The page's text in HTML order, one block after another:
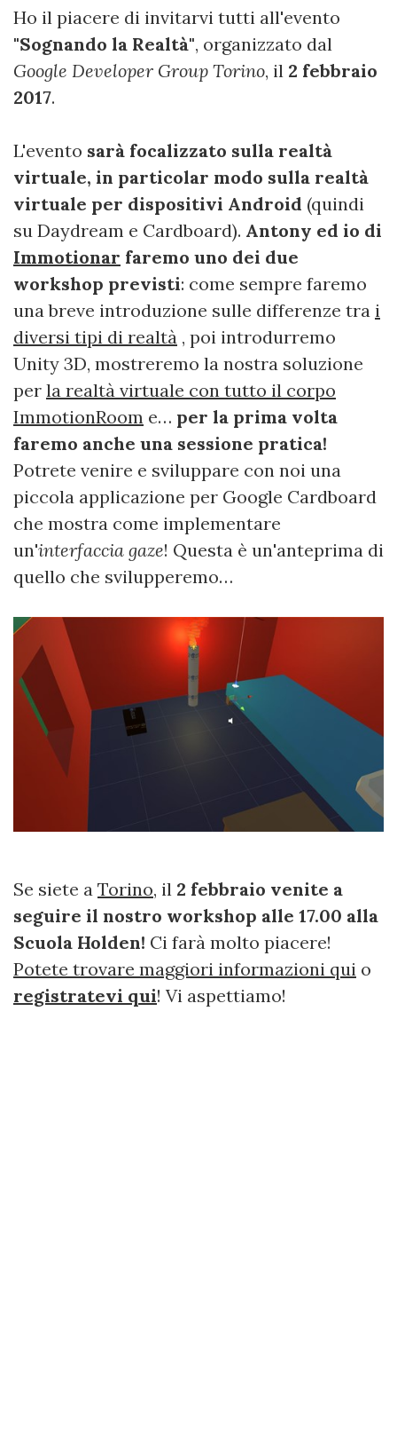
Ho il piacere di invitarvi tutti all'evento
"Sognando la Realtà", organizzato dal
Google Developer Group Torino, il 2 febbraio
2017.
L'evento sarà focalizzato sulla realtà
virtuale, in particolar modo sulla realtà
virtuale per dispositivi Android (quindi
su Daydream e Cardboard). Antony ed io di
Immotionar faremo uno dei due
workshop previsti: come sempre faremo
una breve introduzione sulle differenze tra i
diversi tipi di realtà , poi introdurremo
Unity 3D, mostreremo la nostra soluzione
per la realtà virtuale con tutto il corpo
ImmotionRoom e… per la prima volta
faremo anche una sessione pratica!
Potrete venire e sviluppare con noi una
piccola applicazione per Google Cardboard
che mostra come implementare
un'interfaccia gaze! Questa è un'anteprima di
quello che svilupperemo…
Se siete a Torino, il 2 febbraio venite a
seguire il nostro workshop alle 17.00 alla
Scuola Holden! Ci farà molto piacere!
Potete trovare maggiori informazioni qui o
registratevi qui! Vi aspettiamo!